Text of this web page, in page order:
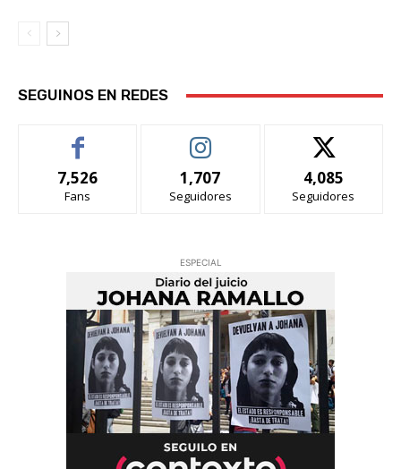
SEGUINOS EN REDES
7,526
Fans
1,707
Seguidores
4,085
Seguidores
ESPECIAL